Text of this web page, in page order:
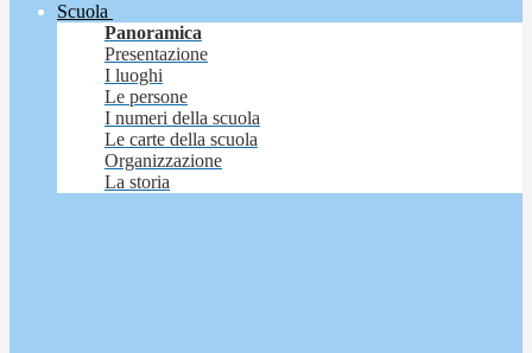
Scuola
Panoramica
Presentazione
I luoghi
Le persone
I numeri della scuola
Le carte della scuola
Organizzazione
La storia